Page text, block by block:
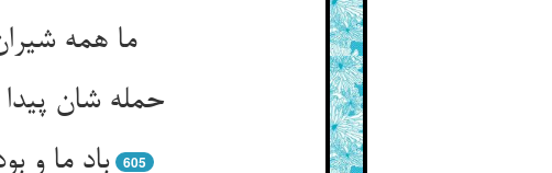
حمله شان
605